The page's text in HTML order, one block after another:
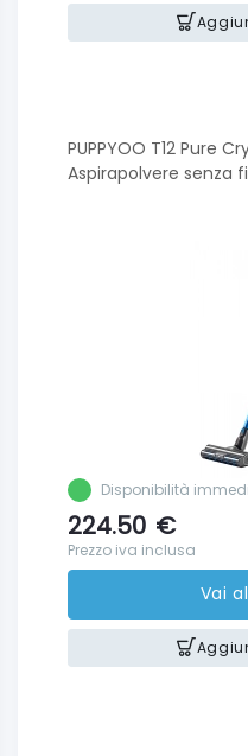
PUPPYOO T12 Pure
Aspirapolvere senza
Disponibilità
224.50 €
Prezzo iva inclusa
Vai